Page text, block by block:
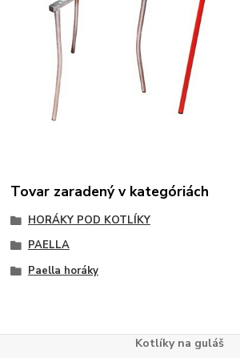
Tovar zaradený v kategóriách
HORÁKY POD KOTLÍKY
PAELLA
Paella horáky
Kotlíky na guláš